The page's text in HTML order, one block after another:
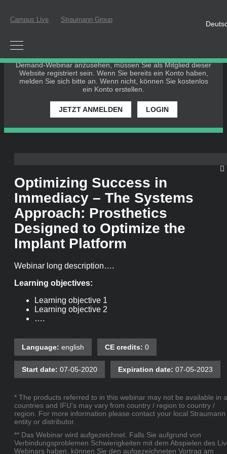
Campus Live Straumann Group
Um an einem Live-Webinar teilzunehmen oder ein On-
Demand-Webinar anzusehen, müssen Sie als Mitglied dieser
Website registriert sein. Wenn Sie bereits ein Konto haben,
melden Sie sich bitte an. Wenn nicht, können Sie kostenlos
ein Konto erstellen.
JETZT ANMELDEN LOGIN
Optimizing Success in
Immediacy – The Systems
Approach: Prosthetics
Designed to Optimize the
Implant Platform
Webinar long description….
Learning objectives:
Learning objective 1
Learning objective 2
….
Language: english CE credits: 0
Start date: 07-05-2020 Expiration date: 07-05-2023
* The products referred to in this webinar may not be available in
countries and IFU’s may vary from country / region to country /
region. For more information please contact your local Straumann
entity or distributor.
** Das Webinar wird aufgezeichnet. Falls Sie aufgrund von
Verbindungsproblemen Schwierigkeiten mit dem Abspielen des
Webinars haben, können Sie den aufgezeichneten Vortrag am